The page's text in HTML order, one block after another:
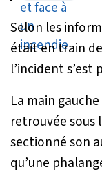
Selon les
était en train
l’incident s’est
La main
retrouvée sous
sectionné son
qu’une